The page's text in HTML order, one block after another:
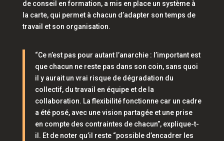
de conseil en formation, a mis en place un système à
la carte, qui permet à chacun d’adapter son temps de
travail et son organisation.
“Ce n’est pas pour autant l’anarchie : l’important est
que chacun ne reste pas dans son coin, sans quoi
il y aurait un vrai risque de dégradation du
collectif, du travail en équipe et de la
collaboration. La flexibilité fonctionne car un cadre
a été posé, avec une vision partagée et une prise
en compte des contraintes de chacun”,explique-t-
il. Et de noter qu’il reste“possible d’encadrer les